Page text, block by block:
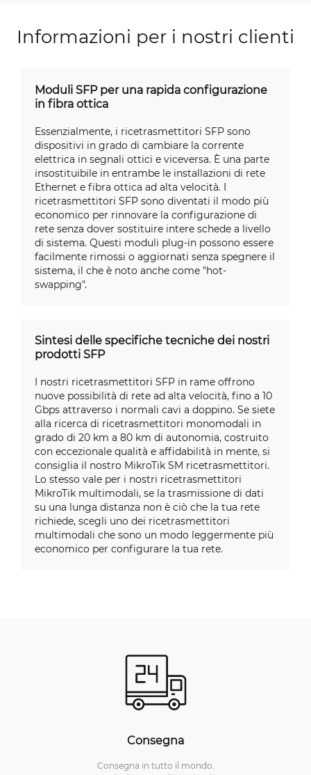
Informazioni per i nostri clienti
Moduli SFP per una rapida configurazione
in fibra ottica
Essenzialmente, i ricetrasmettitori SFP sono
dispositivi in grado di cambiare la corrente
elettrica in segnali ottici e viceversa. È una parte
insostituibile in entrambe le installazioni di rete
Ethernet e fibra ottica ad alta velocità. I
ricetrasmettitori SFP sono diventati il modo più
economico per rinnovare la configurazione di
rete senza dover sostituire intere schede a livello
di sistema. Questi moduli plug-in possono essere
facilmente rimossi o aggiornati senza spegnere il
sistema, il che è noto anche come "hot-
swapping".
Sintesi delle specifiche tecniche dei nostri
prodotti SFP
I nostri ricetrasmettitori SFP in rame offrono
nuove possibilità di rete ad alta velocità, fino a 10
Gbps attraverso i normali cavi a doppino. Se siete
alla ricerca di ricetrasmettitori monomodali in
grado di 20 km a 80 km di autonomia, costruito
con eccezionale qualità e affidabilità in mente, si
consiglia il nostro MikroTik SM ricetrasmettitori.
Lo stesso vale per i nostri ricetrasmettitori
MikroTik multimodali, se la trasmissione di dati
su una lunga distanza non è ciò che la tua rete
richiede, scegli uno dei ricetrasmettitori
multimodali che sono un modo leggermente più
economico per configurare la tua rete.
Consegna
Consegna in tutto il mondo.